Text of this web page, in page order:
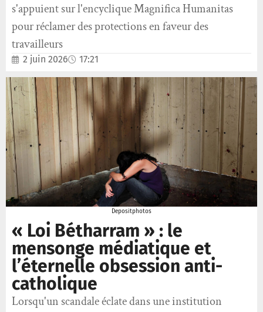
s'appuient sur l'encyclique Magnifica Humanitas
pour réclamer des protections en faveur des
travailleurs
2 juin 2026 17:21
Depositphotos
« Loi Bétharram » : le
mensonge médiatique et
l’éternelle obsession anti-
catholique
Lorsqu'un scandale éclate dans une institution